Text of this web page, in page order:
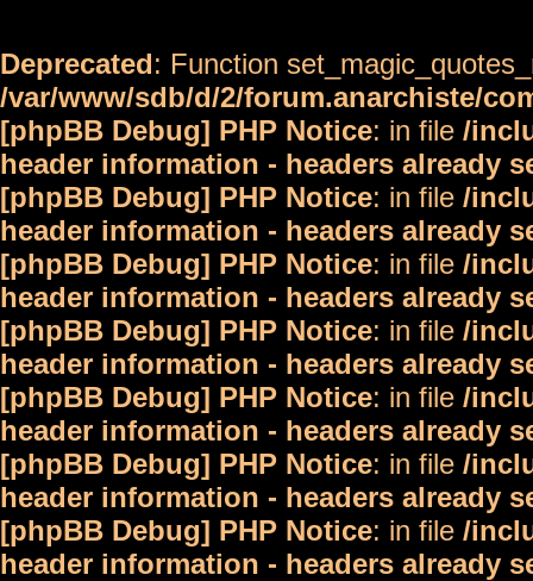
Deprecated: Function
/var/www/sdb/d/2/forum.anarchiste/
[phpBB Debug] PHP Notice: in file /
header information - headers already
[phpBB Debug] PHP Notice: in file /
header information - headers already
[phpBB Debug] PHP Notice: in file /
header information - headers already
[phpBB Debug] PHP Notice: in file /
header information - headers already
[phpBB Debug] PHP Notice: in file /
header information - headers already
[phpBB Debug] PHP Notice: in file /
header information - headers already
[phpBB Debug] PHP Notice: in file /
header information - headers already